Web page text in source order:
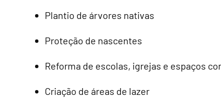
Plantio de árvores nativas
Proteção de nascentes
Reforma de escolas, igrejas e espaços
Criação de áreas de lazer